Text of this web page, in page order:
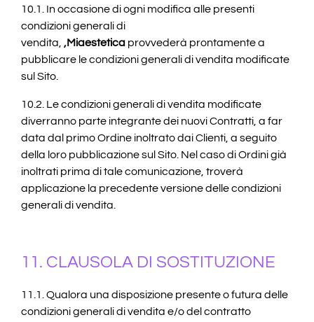
10.1. In occasione di ogni modifica alle presenti
condizioni generali di
vendita, ,Miaestetica provvederà prontamente a
pubblicare le condizioni generali di vendita modificate
sul Sito.
10.2. Le condizioni generali di vendita modificate
diverranno parte integrante dei nuovi Contratti, a far
data dal primo Ordine inoltrato dai Clienti, a seguito
della loro pubblicazione sul Sito. Nel caso di Ordini già
inoltrati prima di tale comunicazione, troverà
applicazione la precedente versione delle condizioni
generali di vendita.
11. CLAUSOLA DI SOSTITUZIONE
11.1. Qualora una disposizione presente o futura delle
condizioni generali di vendita e/o del contratto